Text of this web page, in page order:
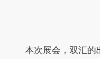
本次展会，双汇的